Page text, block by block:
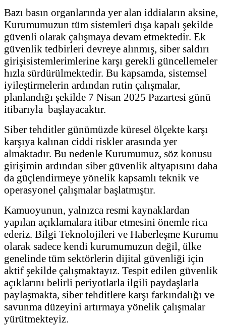
Bazı basın organlarında yer alan iddiaların aksine,
Kurumumuzun tüm sistemleri dışa kapalı şekilde
güvenli olarak çalışmaya devam etmektedir. Ek
güvenlik tedbirleri devreye alınmış, siber saldırı
girişisistemlerimlerine karşı gerekli güncellemeler
hızla sürdürülmektedir. Bu kapsamda, sistemsel
iyileştirmelerin ardından rutin çalışmalar,
planlandığı şekilde 7 Nisan 2025 Pazartesi günü
itibarıyla başlayacaktır.
Siber tehditler günümüzde küresel ölçekte karşı
karşıya kalınan ciddi riskler arasında yer
almaktadır. Bu nedenle Kurumumuz, söz konusu
girişimin ardından siber güvenlik altyapısını daha
da güçlendirmeye yönelik kapsamlı teknik ve
operasyonel çalışmalar başlatmıştır.
Kamuoyunun, yalnızca resmi kaynaklardan
yapılan açıklamalara itibar etmesini önemle rica
ederiz. Bilgi Teknolojileri ve Haberleşme Kurumu
olarak sadece kendi kurumumuzun değil, ülke
genelinde tüm sektörlerin dijital güvenliği için
aktif şekilde çalışmaktayız. Tespit edilen güvenlik
açıklarını belirli periyotlarla ilgili paydaşlarla
paylaşmakta, siber tehditlere karşı farkındalığı ve
savunma düzeyini artırmaya yönelik çalışmalar
yürütmekteyiz.